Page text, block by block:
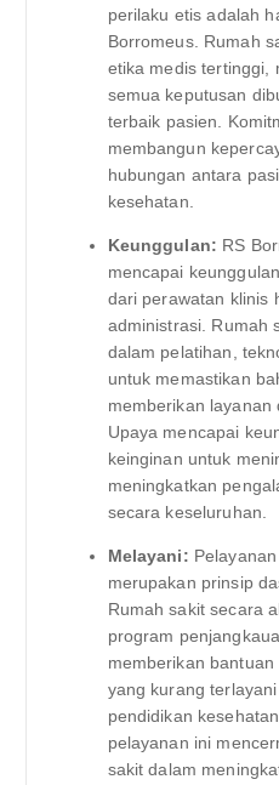
perilaku etis adalah
Borromeus. Rumah
etika medis tertinggi,
semua keputusan
terbaik pasien.
membangun
hubungan antara
kesehatan.
Keunggulan: RS
mencapai
dari perawatan klinis
administrasi. Rumah
dalam pelatihan,
untuk memastikan
memberikan layanan
Upaya mencapai
keinginan untuk
meningkatkan
secara keseluruhan.
Melayani:
merupakan prinsip
Rumah sakit secara
program
memberikan
yang kurang
pendidikan
pelayanan ini
sakit dalam